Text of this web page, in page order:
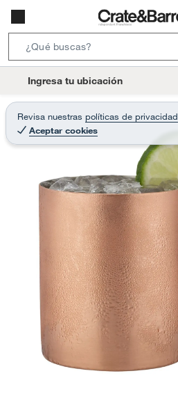
e
r
c
a
r
t
Ingresa tu ubicación
Revisa nuestras políticas de privacidad
Aceptar cookies